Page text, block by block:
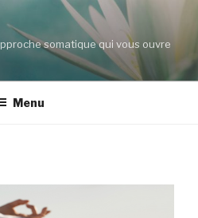
somatique qui vous ouvre
Menu